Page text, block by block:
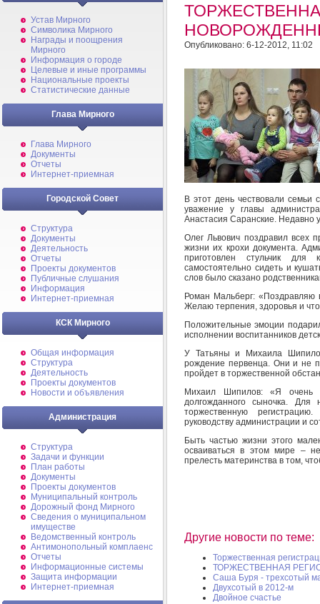
Устав Мирного
Символика Мирного
Награды и поощрения
Мирного
Информация о городе
Целевые и иные программы
Национальные проекты
Статистические данные
Глава Мирного
Глава Мирного
Документы
Отчеты
Интернет-приемная
Городской Совет
Структура
Документы
Деятельность
Отчеты
Проекты документов
Публичные слушания
Информация
Интернет-приемная
КСК Мирного
Общая информация
Структура
Деятельность
Проекты документов
Новости и объявления
Администрация
Структура
Задачи и функции
План работы
Документы
Проекты документов
Муниципальный контроль
Дорожный фонд Мирного
Cведения о муниципальном
имуществе
Ведомственный контроль
Антимонопольный комплаенс
Отчеты
Информационные системы
Защита информации
Интернет-приемная
Опубликовано: 6-12-2012, 11:02
В этот день чествовали
уважение у главы
Анастасия Саранские. Недавно
Олег Львович поздравил всех
жизни их крохи документа.
приготовлен стульчик для
самостоятельно сидеть и
слов было сказано
Роман Мальберг:
Желаю терпения, здоровья и
Положительные эмоции
исполнении воспитанников
У Татьяны и Михаила
рождение первенца. Они и не
пройдет в торжественной
Михаил Шипилов: «Я очень
долгожданного сыночка. Для
торжественную
руководству администрации и
Быть частью жизни этого
осваиваться в этом мире –
прелесть материнства в том,
Другие новости по теме:
Торжественная
ТОРЖЕСТВЕННАЯ
Саша Буря - трехсотый
Двухсотый в 2012-м
Двойное счастье